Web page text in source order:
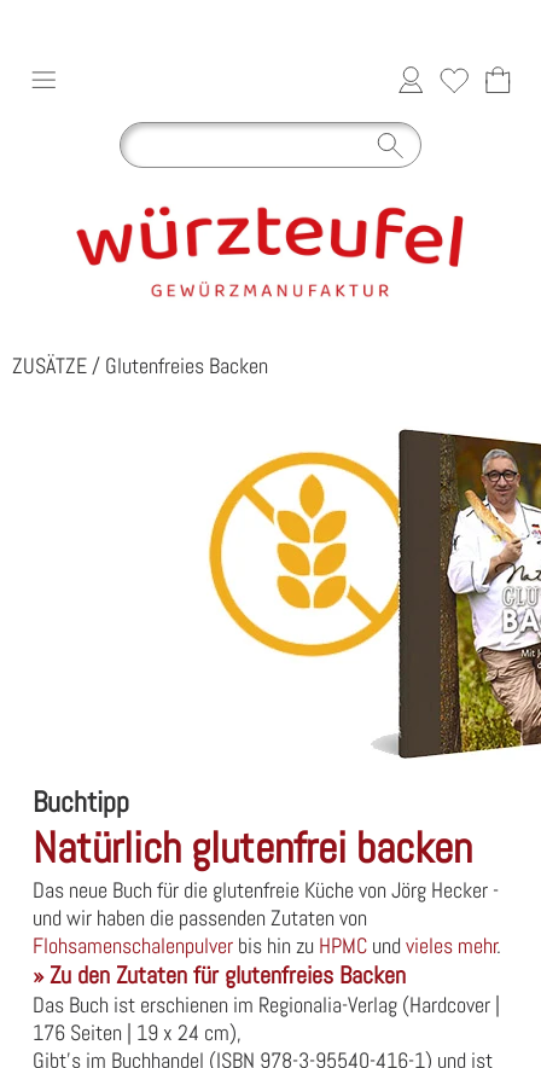
ZUSÄTZE / Glutenfreies Backen
Buchtipp
Natürlich glutenfrei backen
Das neue Buch für die glutenfreie Küche von Jörg Hecker -
und wir haben die passenden Zutaten von
Flohsamenschalenpulver bis hin zu HPMC und vieles mehr.
» Zu den Zutaten für glutenfreies Backen
Das Buch ist erschienen im Regionalia-Verlag (Hardcover |
176 Seiten | 19 x 24 cm),
Gibt's im Buchhandel (ISBN 978-3-95540-416-1) und ist